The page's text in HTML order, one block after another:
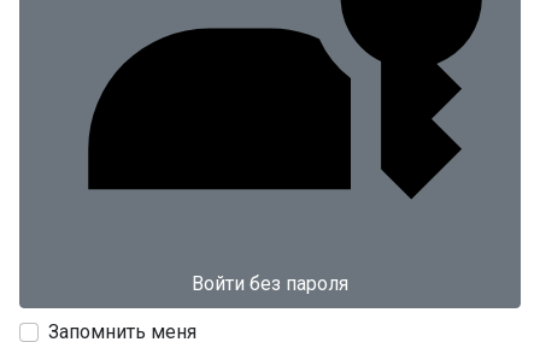
Войти без пароля
Запомнить меня